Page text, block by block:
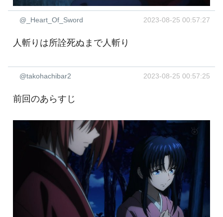
@_Heart_Of_Sword 2023-08-25 00:57:27
人斬りは所詮死ぬまで人斬り
@takohachibar2 2023-08-25 00:57:25
前回のあらすじ